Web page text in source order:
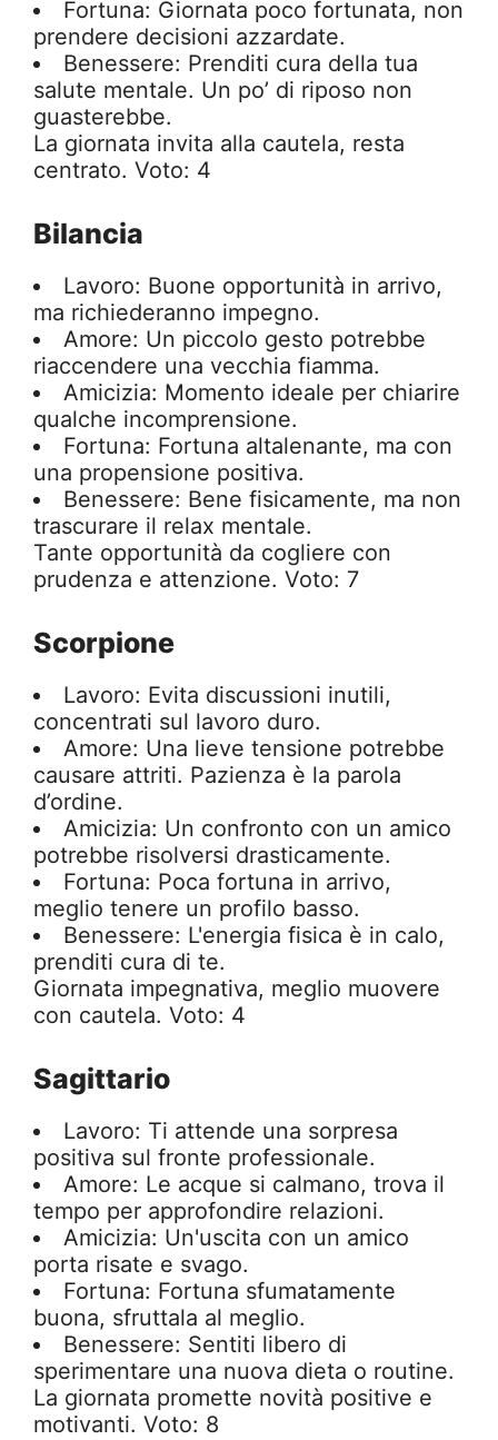
Fortuna: Giornata poco fortunata, non
prendere decisioni azzardate.
Benessere: Prenditi cura della tua
salute mentale. Un po’ di riposo non
guasterebbe.
La giornata invita alla cautela, resta
centrato. Voto: 4
Bilancia
Lavoro: Buone opportunità in arrivo,
ma richiederanno impegno.
Amore: Un piccolo gesto potrebbe
riaccendere una vecchia fiamma.
Amicizia: Momento ideale per chiarire
qualche incomprensione.
Fortuna: Fortuna altalenante, ma con
una propensione positiva.
Benessere: Bene fisicamente, ma non
trascurare il relax mentale.
Tante opportunità da cogliere con
prudenza e attenzione. Voto: 7
Scorpione
Lavoro: Evita discussioni inutili,
concentrati sul lavoro duro.
Amore: Una lieve tensione potrebbe
causare attriti. Pazienza è la parola
d’ordine.
Amicizia: Un confronto con un amico
potrebbe risolversi drasticamente.
Fortuna: Poca fortuna in arrivo,
meglio tenere un profilo basso.
Benessere: L'energia fisica è in calo,
prenditi cura di te.
Giornata impegnativa, meglio muovere
con cautela. Voto: 4
Sagittario
Lavoro: Ti attende una sorpresa
positiva sul fronte professionale.
Amore: Le acque si calmano, trova il
tempo per approfondire relazioni.
Amicizia: Un'uscita con un amico
porta risate e svago.
Fortuna: Fortuna sfumatamente
buona, sfruttala al meglio.
Benessere: Sentiti libero di
sperimentare una nuova dieta o routine.
La giornata promette novità positive e
motivanti. Voto: 8